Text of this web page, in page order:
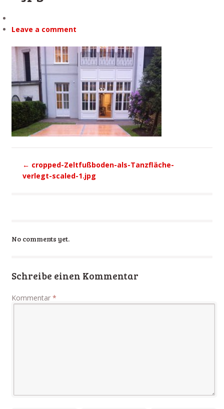
Leave a comment
← cropped-Zeltfußboden-als-Tanzfläche-
verlegt-scaled-1.jpg
No comments yet.
Schreibe einen Kommentar
Kommentar *